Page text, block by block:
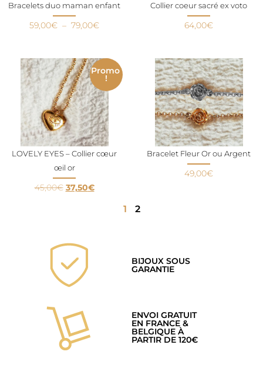
Bracelets duo maman enfant
59,00€ – 79,00€
Collier coeur sacré ex voto
64,00€
LOVELY EYES – Collier cœur
œil or
Promo
!
45,00€ 37,50€
Bracelet Fleur Or ou Argent
49,00€
1 2
BIJOUX SOUS
GARANTIE
ENVOI GRATUIT
EN FRANCE &
BELGIQUE À
PARTIR DE 120€